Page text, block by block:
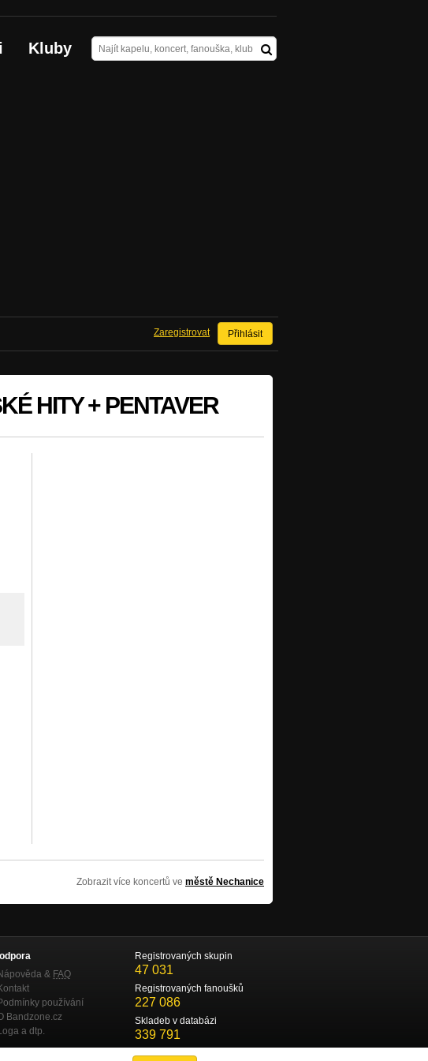
Kluby
Přihlásit
Zaregistrovat
HITY + PENTAVER
Zobrazit více koncertů ve městě Nechanice
& FAQ
používání
Bandzone.cz
a dtp.
Registrovaných skupin
47 031
Registrovaných fanoušků
227 086
Skladeb v databázi
339 791